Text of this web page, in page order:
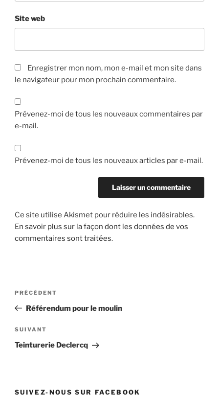
Site web
Enregistrer mon nom, mon e-mail et mon site dans
le navigateur pour mon prochain commentaire.
Prévenez-moi de tous les nouveaux commentaires par
e-mail.
Prévenez-moi de tous les nouveaux articles par e-mail.
Ce site utilise Akismet pour réduire les indésirables.
En savoir plus sur la façon dont les données de vos
commentaires sont traitées.
Navigation
l’article
Article
précédent
PRÉCÉDENT
Référendum pour le moulin
Article
suivant
SUIVANT
Teinturerie Declercq
SUIVEZ-NOUS SUR FACEBOOK